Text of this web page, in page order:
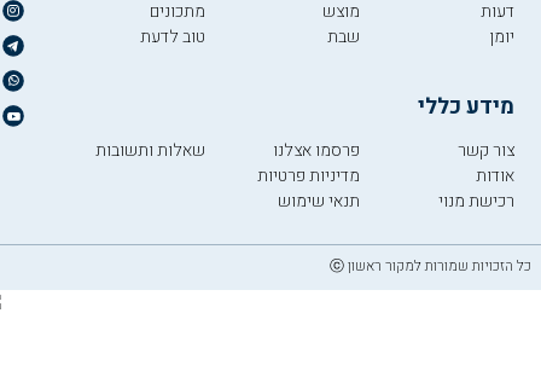
דעות
יומן
מוצש
שבת
מתכונים
טוב לדעת
מידע כללי
צור קשר
אודות
רכישת מנוי
פרסמו אצלנו
מדיניות פרטיות
תנאי שימוש
שאלות ותשובות
כל הזכויות שמורות למקור ראשון ⓒ